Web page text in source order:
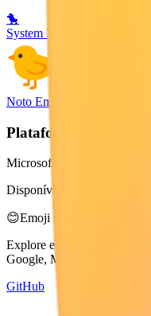
🐤
System Emoji
Noto Emoji
Plataforma
Microsoft 3D Fluent Emoji
Disponível em 4 estilos
😊Emoji Directory
Explore e baixe emojis de
Google, Microsoft e muito
GitHub